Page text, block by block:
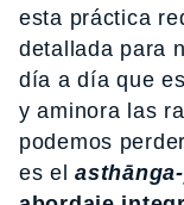
esta práctica
detallada para
día a día que
y aminora las
podemos
es el